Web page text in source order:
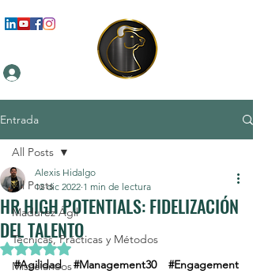
Entrada
All Posts
Madurez Ágil
Técnicas, Prácticas y Métodos
Misceláneos
All Posts
HR HIGH POTENTIALS: FIDELIZACIÓN
DEL TALENTO
Alexis Hidalgo
12 dic 2022 1 min de lectura
Obtuvo NaN de 5 estrellas.
#Agilidad
#Management30
#Engagement